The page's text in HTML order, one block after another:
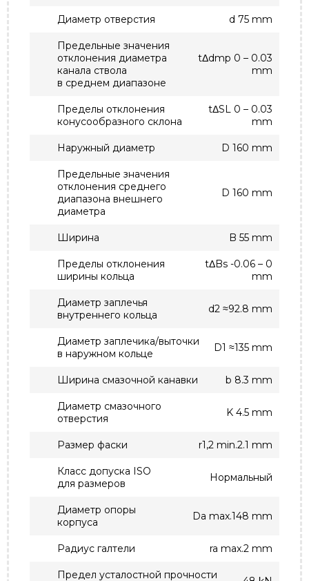
Диаметр отверстия d 75 mm
Предельные значения
отклонения диаметра
канала ствола
в среднем диапазоне
tΔdmp 0 – 0.03
mm
Пределы отклонения
конусообразного склона
tΔSL 0 – 0.03
mm
Наружный диаметр D 160 mm
Предельные значения
отклонения среднего
диапазона внешнего
диаметра
D 160 mm
Ширина B 55 mm
Пределы отклонения
ширины кольца
tΔBs -0.06 – 0
mm
Диаметр заплечья
внутреннего кольца
d2 ≈92.8 mm
Диаметр заплечика/выточки
в наружном кольце
D1 ≈135 mm
Ширина смазочной канавки b 8.3 mm
Диаметр смазочного
отверстия
K 4.5 mm
Размер фаски r1,2 min.2.1 mm
Класс допуска ISO
для размеров
Нормальный
Диаметр опоры
корпуса
Da max.148 mm
Радиус галтели ra max.2 mm
Предел усталостной прочности